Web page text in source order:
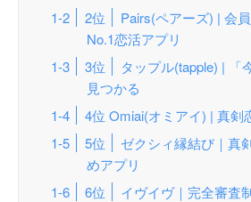
2位
Pairs(ペアーズ) | 会
No.1恋活アプリ
3位
タップル(tapple) | 「
見つかる
4位 Omiai(オミアイ) | 真剣
5位
ゼクシィ縁結び｜真
めアプリ
6位
イヴイヴ｜完全審査